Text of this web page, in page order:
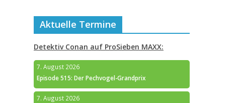
Aktuelle Termine
Detektiv Conan auf ProSieben MAXX:
7. August 2026
Episode 515: Der Pechvogel-Grandprix
7. August 2026